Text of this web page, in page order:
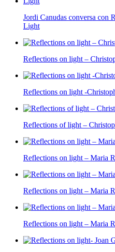
Jordi Canudas conversa con
Light
Reflections on light –
Reflections on light -
Reflections of light –
Reflections on light – Maria
Reflections on light – Maria
Reflections on light – Maria